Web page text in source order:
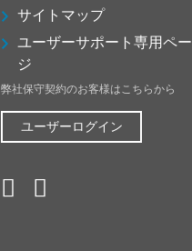
サイトマップ
ユーザーサポート専用ペー
ジ
弊社保守契約のお客様はこちらから
ユーザーログイン